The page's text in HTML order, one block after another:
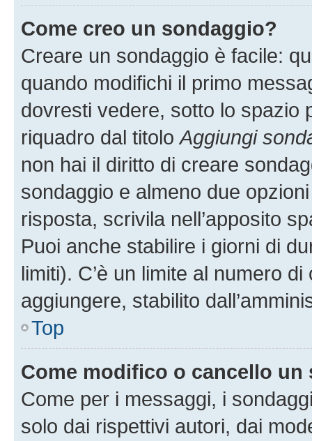
Come creo un sondaggio?
Creare un sondaggio è facile:
quando modifichi il primo
dovresti vedere, sotto lo spazio
riquadro dal titoloAggiungi
non hai il diritto di creare
sondaggio e almeno due
risposta, scrivila nell’apposito
Puoi anche stabilire i giorni di
limiti). C’è un limite al numero
aggiungere, stabilito
Top
Come modifico o cancello un
Come per i messaggi, i
solo dai rispettivi autori, dai